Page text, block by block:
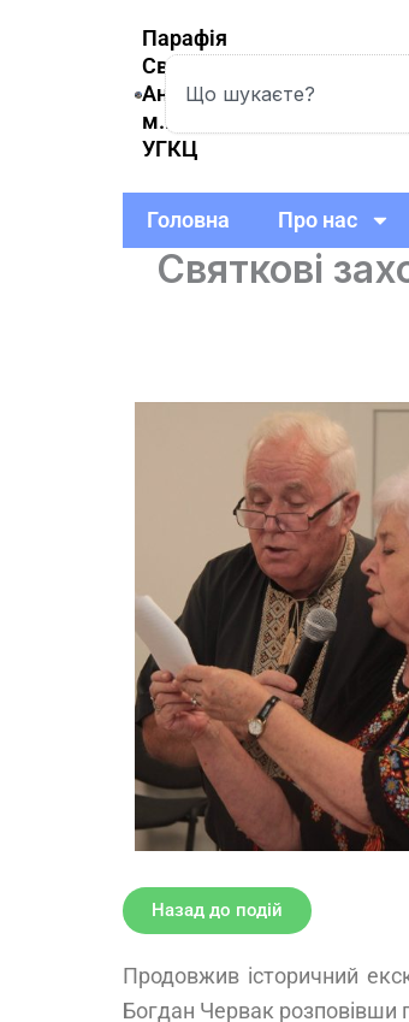
Парафія
Святої
Анни
м.Вишневе
УГКЦ
Search
Головна Про нас
Святкові
Назад до подій
Продовжив історичний
Богдан Червак розповівши